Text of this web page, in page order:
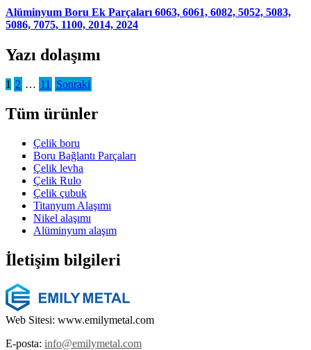
Alüminyum Boru Ek Parçaları 6063, 6061, 6082, 5052, 5083,
5086, 7075, 1100, 2014, 2024
Yazı dolaşımı
1 2 … 11 Sonraki
Tüm ürünler
Çelik boru
Boru Bağlantı Parçaları
Çelik levha
Çelik Rulo
Çelik çubuk
Titanyum Alaşımı
Nikel alaşımı
Alüminyum alaşım
İletişim bilgileri
Web Sitesi: www.emilymetal.com
E-posta: info@emilymetal.com